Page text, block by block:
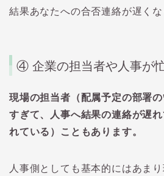
結果あなたへの合否連絡が遅くな
④ 企業の担当者や人事が
現場の担当者（配属予定の部署
すぎて、人事へ結果の連絡が遅
れている）こともあります。
人事側としても基本的にはあま